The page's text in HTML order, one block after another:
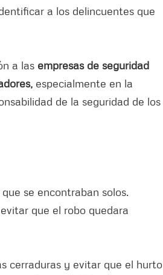
a los delincuentes que
a las empresas de seguridad
especialmente en la
de la seguridad de los
se encontraban solos.
que el robo quedara
cerraduras y evitar que el hurto